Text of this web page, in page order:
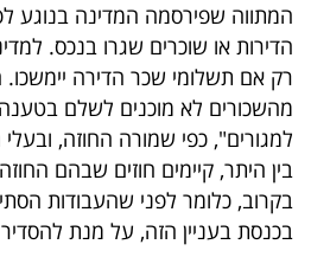
UNDER
40
שיתופי
פעולה
המתווה שפירסמה המדינה בנוגע
הדירות או שוכרים שגרו בנכס.
רק אם תשלומי שכר הדירה
מהשכורים לא מוכנים לשלם
למגורים", כפי שמורה החוזה,
בין היתר, קיימים חוזים שבהם
בקרוב, כלומר לפני שהעבודות
בכנסת בעניין הזה, על מנת